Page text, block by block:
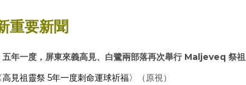
重要新聞
五年一度，屏東來義高見、白鷺兩部落再次舉行 Maljeveq 祭祖
〈高見祖靈祭 5年一度刺命運球祈福〉
（原視）